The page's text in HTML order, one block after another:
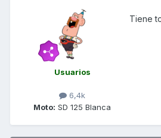
Usuarios
6,4k
Moto: SD 125 Blanca
Tiene